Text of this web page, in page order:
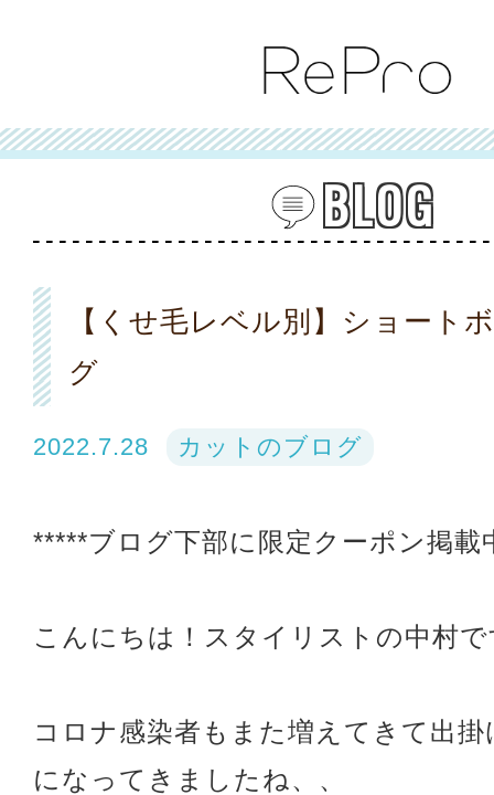
BLOG
【くせ毛レベル別】ショート
グ
2022.7.28 カットのブログ
*****ブログ下部に限定クーポン掲載
こんにちは！スタイリストの中村
コロナ感染者もまた増えてきて出
になってきましたね、、